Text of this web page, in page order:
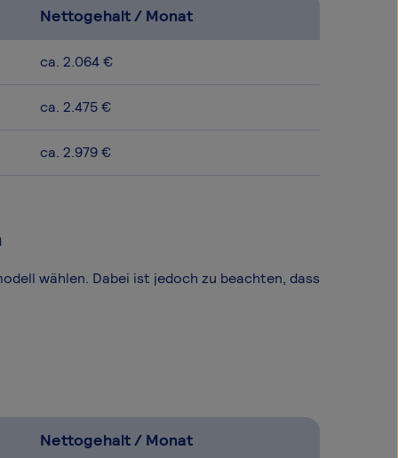
Nettogehalt / Monat
ca. 2.064 €
ca. 2.475 €
ca. 2.979 €
wählen. Dabei ist jedoch zu beachten, dass
Nettogehalt / Monat